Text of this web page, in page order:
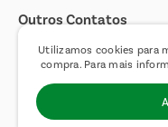
Utilizamos cookies para
compra. Para mais
Outros Contatos
Negócios Imobiliários
Trabalhe Conosco